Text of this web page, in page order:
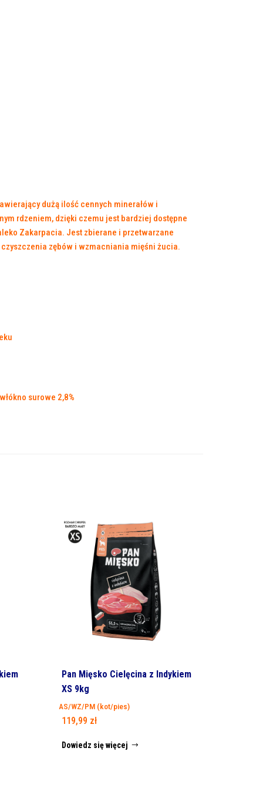
dużą ilość cennych minerałów i
rdzeniem, dzięki czemu jest bardziej dostępne
Zakarpacia. Jest zbierane i przetwarzane
zębów i wzmacniania mięśni żucia.
surowe 2,8%
Pan Mięsko Cielęcina z Indykiem
XS 9kg
AS/WZ/PM (kot/pies)
119,99 zł
Dowiedz się więcej